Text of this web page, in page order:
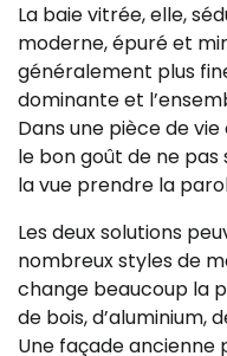
La baie vitrée, elle,
moderne, épuré et
généralement plus
dominante et
Dans une pièce de
le bon goût de ne
la vue prendre la
Les deux solutions
nombreux styles de
change beaucoup la
de bois, d’aluminium,
Une façade ancienne